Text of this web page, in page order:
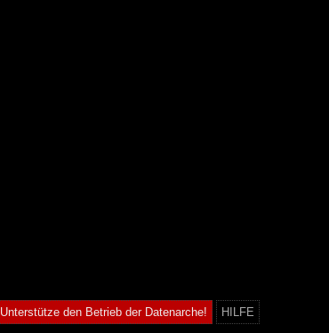
Unterstütze den Betrieb der Datenarche! HILFE